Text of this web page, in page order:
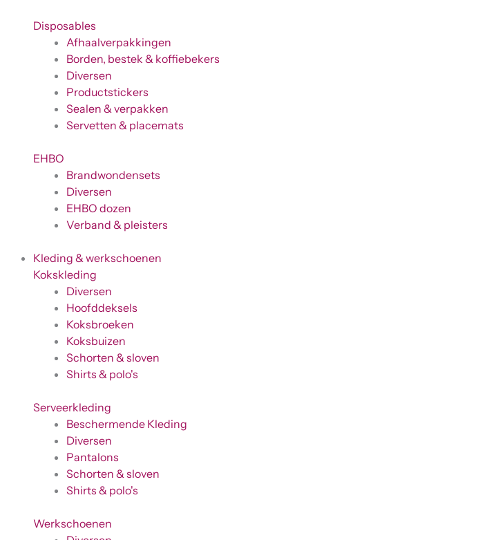
Disposables
Afhaalverpakkingen
Borden, bestek & koffiebekers
Diversen
Productstickers
Sealen & verpakken
Servetten & placemats
EHBO
Brandwondensets
Diversen
EHBO dozen
Verband & pleisters
Kleding & werkschoenen
Kokskleding
Diversen
Hoofddeksels
Koksbroeken
Koksbuizen
Schorten & sloven
Shirts & polo's
Serveerkleding
Beschermende Kleding
Diversen
Pantalons
Schorten & sloven
Shirts & polo's
Werkschoenen